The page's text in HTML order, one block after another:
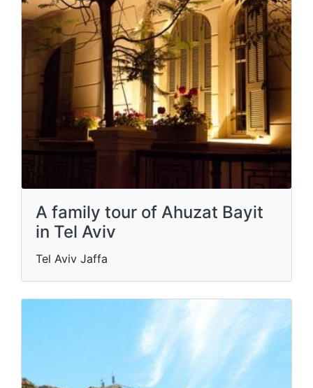
A family tour of Ahuzat Bayit
in Tel Aviv
Tel Aviv Jaffa